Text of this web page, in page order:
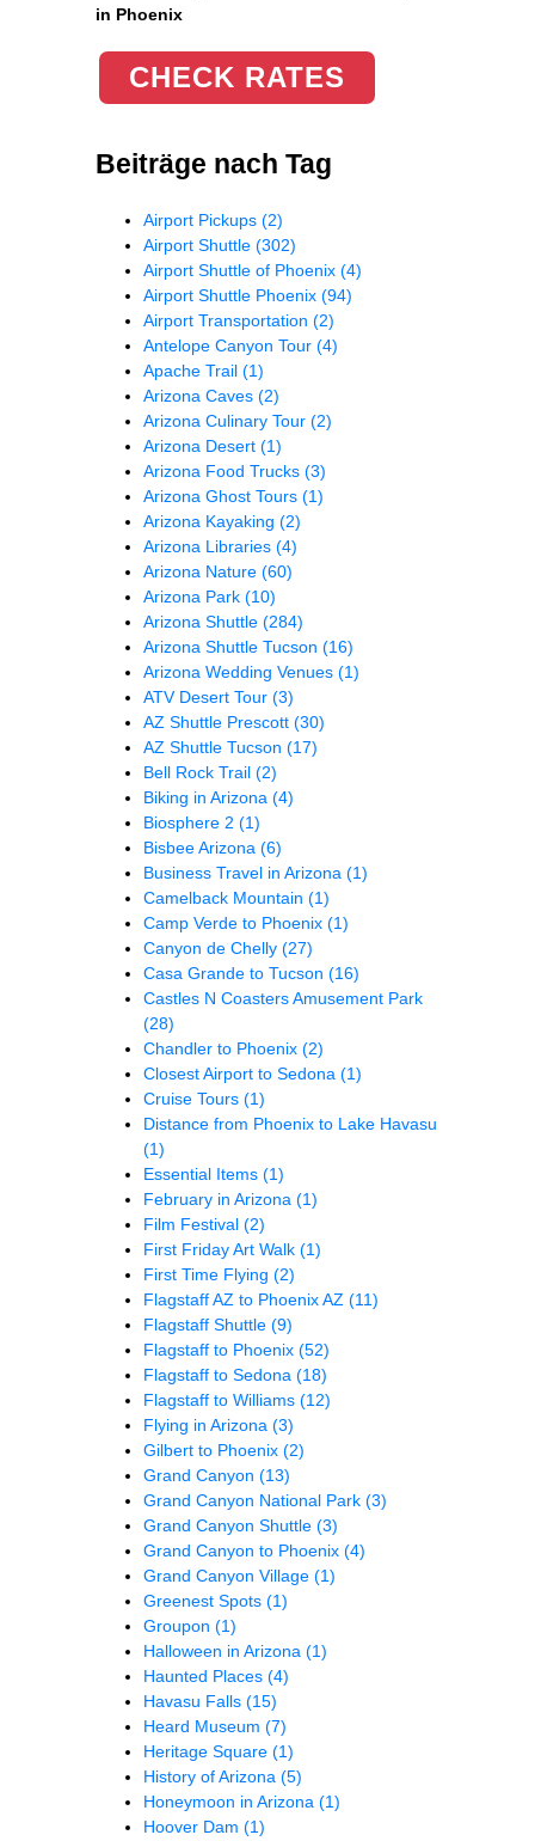
in Phoenix
CHECK RATES
Beiträge nach Tag
Airport Pickups (2)
Airport Shuttle (302)
Airport Shuttle of Phoenix (4)
Airport Shuttle Phoenix (94)
Airport Transportation (2)
Antelope Canyon Tour (4)
Apache Trail (1)
Arizona Caves (2)
Arizona Culinary Tour (2)
Arizona Desert (1)
Arizona Food Trucks (3)
Arizona Ghost Tours (1)
Arizona Kayaking (2)
Arizona Libraries (4)
Arizona Nature (60)
Arizona Park (10)
Arizona Shuttle (284)
Arizona Shuttle Tucson (16)
Arizona Wedding Venues (1)
ATV Desert Tour (3)
AZ Shuttle Prescott (30)
AZ Shuttle Tucson (17)
Bell Rock Trail (2)
Biking in Arizona (4)
Biosphere 2 (1)
Bisbee Arizona (6)
Business Travel in Arizona (1)
Camelback Mountain (1)
Camp Verde to Phoenix (1)
Canyon de Chelly (27)
Casa Grande to Tucson (16)
Castles N Coasters Amusement Park
(28)
Chandler to Phoenix (2)
Closest Airport to Sedona (1)
Cruise Tours (1)
Distance from Phoenix to Lake Havasu
(1)
Essential Items (1)
February in Arizona (1)
Film Festival (2)
First Friday Art Walk (1)
First Time Flying (2)
Flagstaff AZ to Phoenix AZ (11)
Flagstaff Shuttle (9)
Flagstaff to Phoenix (52)
Flagstaff to Sedona (18)
Flagstaff to Williams (12)
Flying in Arizona (3)
Gilbert to Phoenix (2)
Grand Canyon (13)
Grand Canyon National Park (3)
Grand Canyon Shuttle (3)
Grand Canyon to Phoenix (4)
Grand Canyon Village (1)
Greenest Spots (1)
Groupon (1)
Halloween in Arizona (1)
Haunted Places (4)
Havasu Falls (15)
Heard Museum (7)
Heritage Square (1)
History of Arizona (5)
Honeymoon in Arizona (1)
Hoover Dam (1)